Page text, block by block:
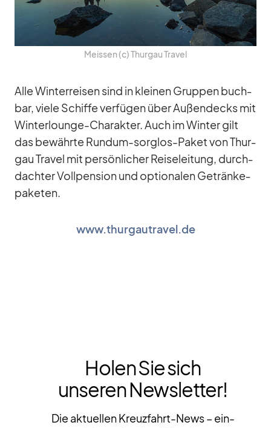
Meis­sen (c) Thur­gau Tra­vel
Alle Win­ter­rei­sen sind in klei­nen Grup­pen buch­
bar, viele Schiffe ver­fü­gen über Au­ßen­decks mit
Win­terlounge-Cha­rak­ter. Auch im Win­ter gilt
das be­währte Rundum-sorg­los-Pa­ket von Thur­
gau Tra­vel mit per­sön­li­cher Rei­se­lei­tung, durch­
dach­ter Voll­pen­sion und op­tio­na­len Ge­trän­ke­
pa­ke­ten.
www.thurgautravel.de
Holen Sie sich
unseren Newsletter!
Die aktuellen Kreuzfahrt-News – ein-